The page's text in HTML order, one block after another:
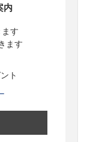
内
す
ます
ト